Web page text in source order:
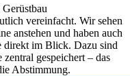
vereinfacht. Wir sehen
anstehen und haben auch
direkt im Blick. Dazu sind
gespeichert – das
Abstimmung.